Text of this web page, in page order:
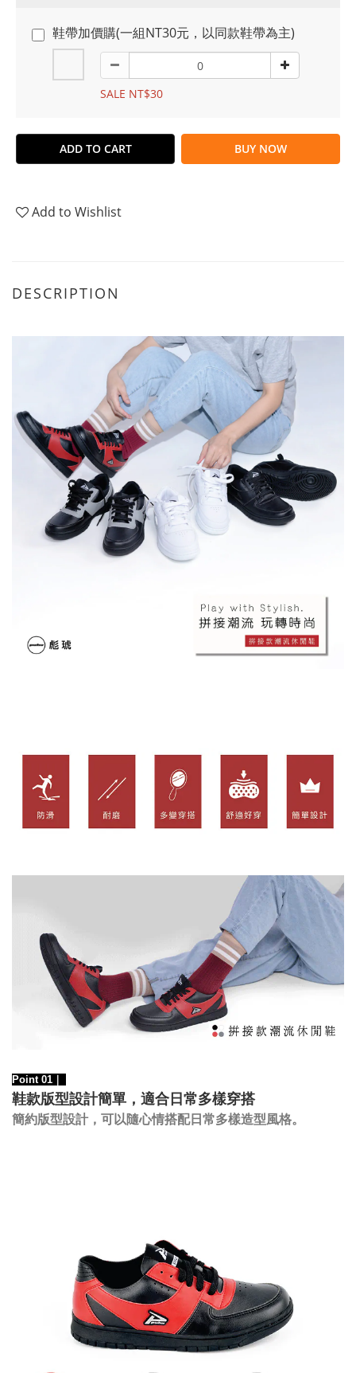
鞋帶加價購(一組NT30元，以同款鞋帶為主)
SALE NT$30
ADD TO CART BUY NOW
Add to Wishlist
DESCRIPTION
Point 01｜
鞋款版型設計簡單，適合日常多樣穿搭
簡約版型設計 ， 可以隨心情搭配日常多樣造型風格。